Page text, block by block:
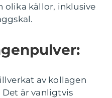
olika källor, inklusive
av kollagen
Det är vanligtvis